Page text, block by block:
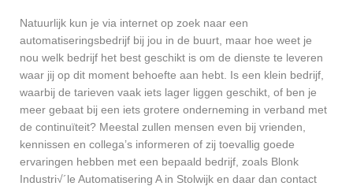
Natuurlijk kun je via internet op zoek naar een
automatiseringsbedrijf bij jou in de buurt, maar hoe weet je
nou welk bedrijf het best geschikt is om de dienste te leveren
waar jij op dit moment behoefte aan hebt. Is een klein bedrijf,
waarbij de tarieven vaak iets lager liggen geschikt, of ben je
meer gebaat bij een iets grotere onderneming in verband met
de continuïteit? Meestal zullen mensen even bij vrienden,
kennissen en collega’s informeren of zij toevallig goede
ervaringen hebben met een bepaald bedrijf, zoals Blonk
Industri√´le Automatisering A in Stolwijk en daar dan contact